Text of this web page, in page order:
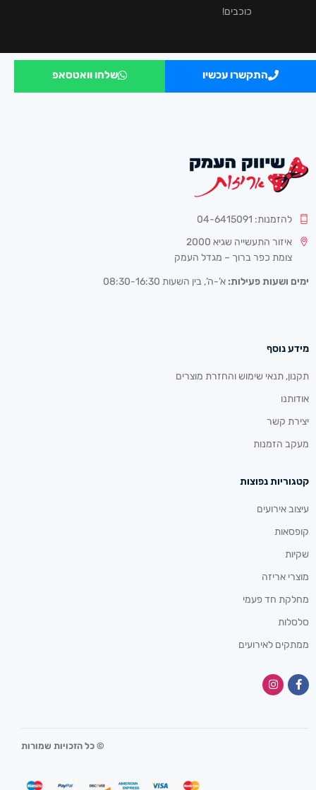
כוכבים!
התקשרו עכשיו שלחו וואטסאפ
להזמנות: 04-6415091
איזור התעשייה שגיא 2000
צומת כפר ברוך – מגדל העמק
ימים ושעות פעילות: א’-ה’, בין השעות 08:30-16:30
מידע נוסף
תקנון, תנאי שימוש והחזרת מוצרים
אודותנו
יצירת קשר
מעקב הזמנות
קטגוריות נפוצות
עיצוב אירועים
קופסאות
שקיות
מוצרי אריזה
מחלקת חד פעמי
סלסלות
ממתקים לאירועים
© כל הזכויות שמורות